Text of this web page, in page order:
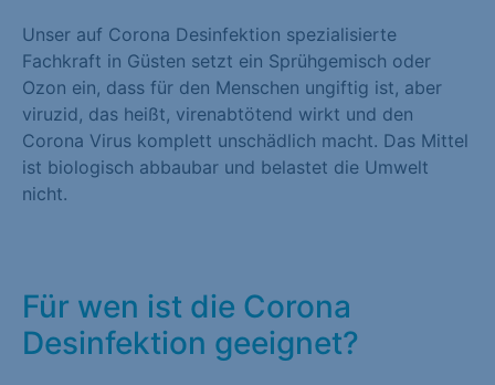
Unser auf Corona Desinfektion spezialisierte
Fachkraft in Güsten setzt ein Sprühgemisch oder
Ozon ein, dass für den Menschen ungiftig ist, aber
viruzid, das heißt, virenabtötend wirkt und den
Corona Virus komplett unschädlich macht. Das Mittel
ist biologisch abbaubar und belastet die Umwelt
nicht.
Für wen ist die Corona
Desinfektion geeignet?